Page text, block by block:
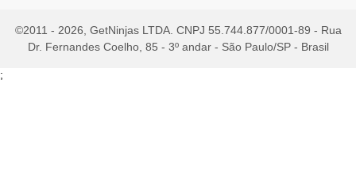
©2011 - 2026, GetNinjas LTDA. CNPJ 55.744.877/0001-89 - Rua
Dr. Fernandes Coelho, 85 - 3º andar - São Paulo/SP - Brasil
;